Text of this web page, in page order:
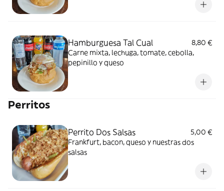
Hamburguesa Tal Cual
8,80 €
Carne mixta, lechuga, tomate, cebolla,
pepinillo y queso
Perritos
Perrito Dos Salsas
5,00 €
Frankfurt, bacon, queso y nuestras dos
salsas